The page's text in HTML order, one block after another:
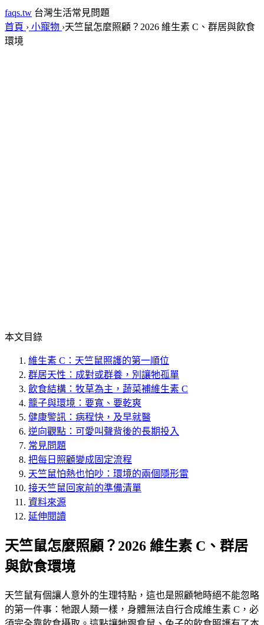
faqs.tw 台灣生活常見問題
首頁 › 小寵物 ›天竺鼠怎麼照顧？2026 維生素 C、群居與飲食
環境
本文目錄
維生素 C：天竺鼠照護的第一順位
群居天性：成對或群養，別讓牠孤單
飲食結構：牧草為主，蔬菜補維生素 C
籠子與環境：要寬、要乾爽
健康警訊：病程快，及早就醫
逆向觀點：可愛叫聲背後的長期投入
常見問題
把每日照顧變成固定流程
天竺鼠怕熱也怕吵：環境的兩個隱形雷
接天竺鼠回家前的準備清單
資料來源
延伸閱讀
天竺鼠怎麼照顧？2026 維生素 C、群居
與飲食環境
天竺鼠有個讓人意外的生理特點，這也是照顧牠時絕不能忽略
的第一件事： 牠跟人類一樣，身體無法自行合成維生素 C，必